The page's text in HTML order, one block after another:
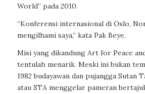
World” pada 2010.
“Konferensi internasional di Oslo,
mengilhami saya,” kata Pak Beye.
Misi yang dikandung Art for Peace
tentulah menarik. Meski ini bukan
1982 budayawan dan pujangga Sutan
atau STA menggelar pameran